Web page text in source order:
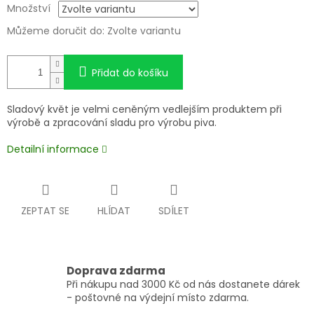
Množství
Můžeme doručit do: Zvolte variantu
Přidat do košíku
Sladový květ je velmi ceněným vedlejším produktem při
výrobě a zpracování sladu pro výrobu piva.
Detailní informace
ZEPTAT SE HLÍDAT SDÍLET
Doprava zdarma
Při nákupu nad 3000 Kč od nás dostanete dárek
- poštovné na výdejní místo zdarma.